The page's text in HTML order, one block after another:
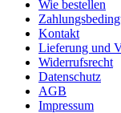
Wie bestellen
Kontakt
Lieferung und
Widerrufsrecht
Datenschutz
AGB
Impressum